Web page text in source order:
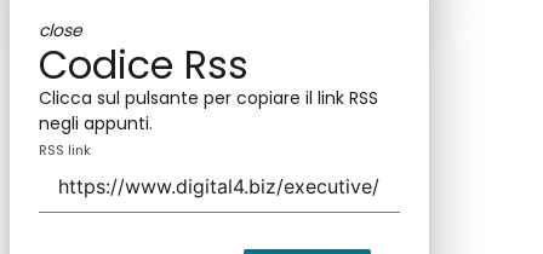
close
Codice Rss
Clicca sul pulsante per copiare il link RSS
negli appunti.
RSS link